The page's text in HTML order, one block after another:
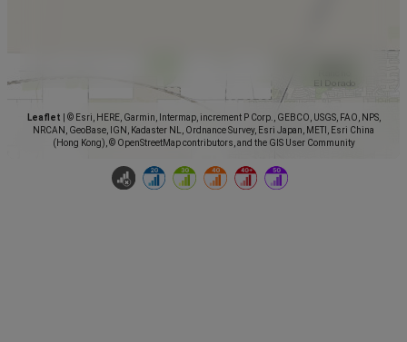
Leaflet
© Esri, HERE, Garmin, Intermap, increment P Corp., GEBCO, USGS, FAO, NPS,
NRCAN, GeoBase, IGN, Kadaster NL, Ordnance Survey, Esri Japan, METI, Esri China
(Hong Kong), © OpenStreetMap contributors, and the GIS User Community